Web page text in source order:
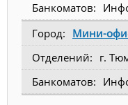
Мини-
г.